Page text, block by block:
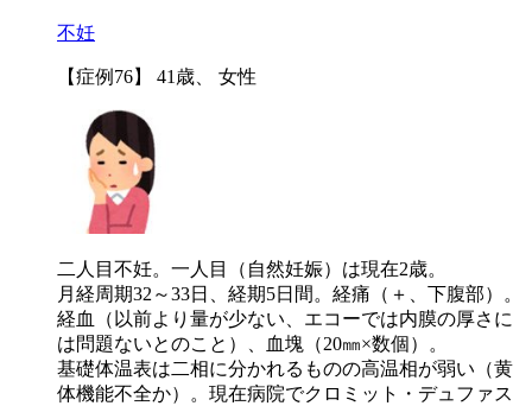
不妊
【症例76】 41歳、 女性
二人目不妊。一人目（自然妊娠）は現在2歳。
月経周期32～33日、経期5日間。経痛（＋、下腹部）。
経血（以前より量が少ない、エコーでは内膜の厚さに
は問題ないとのこと）、血塊（20㎜×数個）。
基礎体温表は二相に分かれるものの高温相が弱い（黄
体機能不全か）。現在病院でクロミット・デュファス